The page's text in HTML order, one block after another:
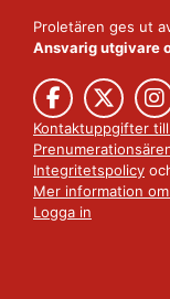
Proletären ges ut
Ansvarig utgivare
Kontaktuppgifter
Integritetspolicy
Mer information
Logga in